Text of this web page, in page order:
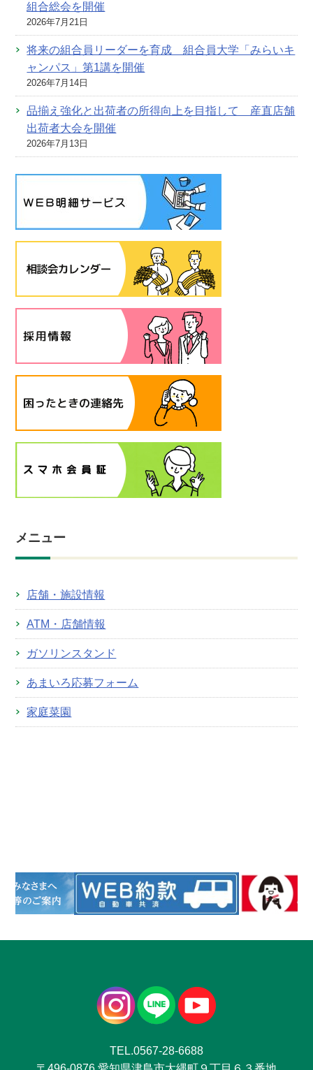
組合総会を開催
2026年7月21日
将来の組合員リーダーを育成 組合員大学「みらいキ
ャンパス」第1講を開催
2026年7月14日
品揃え強化と出荷者の所得向上を目指して 産直店舗
出荷者大会を開催
2026年7月13日
メニュー
店舗・施設情報
ATM・店舗情報
ガソリンスタンド
あまいろ応募フォーム
家庭菜園
TEL.0567-28-6688